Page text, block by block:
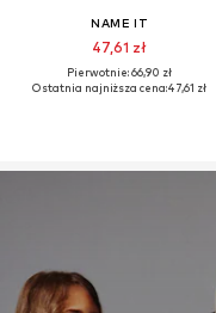
NAME IT
47,61 zł
Pierwotnie: 66,90 zł
Ostatnia najniższa cena:47,61 zł